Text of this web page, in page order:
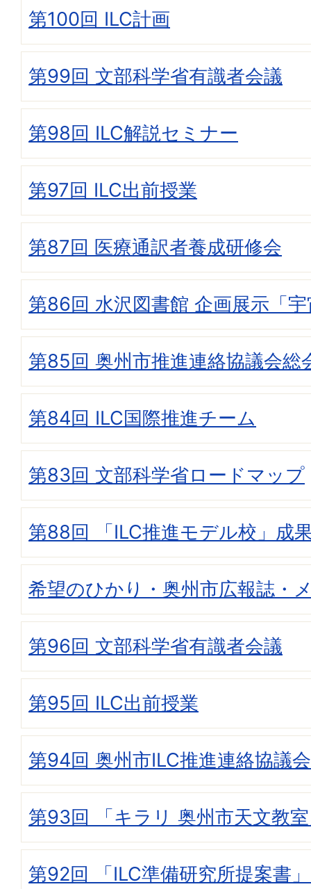
第100回 ILC計画
第99回 文部科学省有識者会議
第98回 ILC解説セミナー
第97回 ILC出前授業
第87回 医療通訳者養成研修会
第86回 水沢図書館 企画展示「
第85回 奥州市推進連絡協議会総
第84回 ILC国際推進チーム
第83回 文部科学省ロードマップ
第88回 「ILC推進モデル校」成
希望のひかり・奥州市広報誌・
第96回 文部科学省有識者会議
第95回 ILC出前授業
第94回 奥州市ILC推進連絡協議会
第93回 「キラリ 奥州市天文教
第92回 「ILC準備研究所提案書